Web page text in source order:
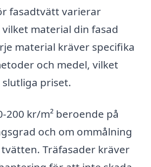
fasadtvätt varierar
material din fasad
material kräver specifika
och medel, vilket
priset.
200 kr/m² beroende på
och om ommålning
Träfasader kräver